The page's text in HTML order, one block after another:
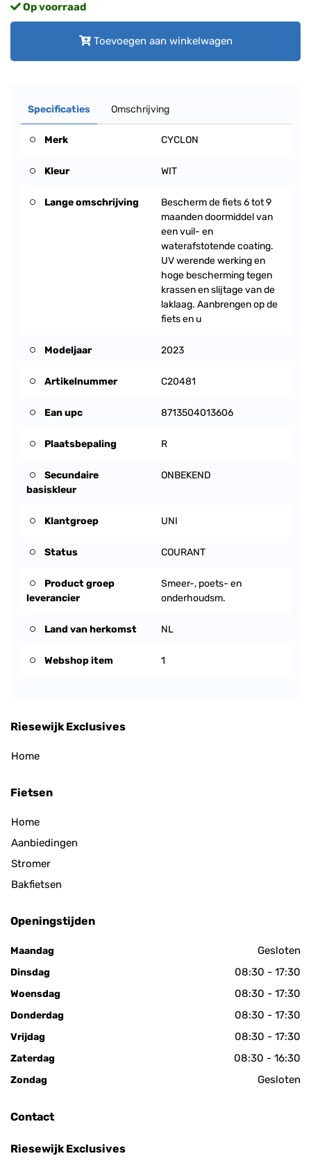
Op voorraad
Toevoegen aan winkelwagen
Specificaties Omschrijving
Merk CYCLON
Kleur WIT
Lange omschrijving
Bescherm de fiets 6 tot 9
maanden doormiddel van
een vuil- en
waterafstotende coating.
UV werende werking en
hoge bescherming tegen
krassen en slijtage van de
laklaag. Aanbrengen op de
fiets en u
Modeljaar 2023
Artikelnummer C20481
Ean upc 8713504013606
Plaatsbepaling R
Secundaire
basiskleur
ONBEKEND
Klantgroep UNI
Status COURANT
Product groep
leverancier
Smeer-, poets- en
onderhoudsm.
Land van herkomst NL
Webshop item 1
Riesewijk Exclusives
Home
Fietsen
Home
Aanbiedingen
Stromer
Bakfietsen
Openingstijden
Maandag Gesloten
Dinsdag 08:30 - 17:30
Woensdag 08:30 - 17:30
Donderdag 08:30 - 17:30
Vrijdag 08:30 - 17:30
Zaterdag 08:30 - 16:30
Zondag Gesloten
Contact
Riesewijk Exclusives